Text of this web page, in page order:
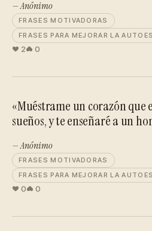
— Anónimo
FRASES MOTIVADORAS
FRASES PARA MEJORAR LA
2 0
«Muéstrame un corazón que
sueños, y te enseñaré a un
— Anónimo
FRASES MOTIVADORAS
FRASES PARA MEJORAR LA
0 0